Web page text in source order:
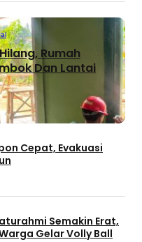
Rumah
Dan Lantai
Cepat, Evakuasi
Semakin Erat,
Gelar Volly Ball